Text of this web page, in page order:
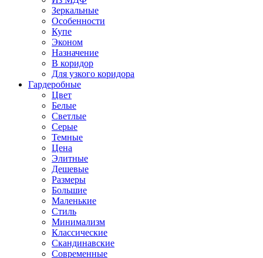
Зеркальные
Особенности
Купе
Эконом
Назначение
В коридор
Для узкого коридора
Гардеробные
Цвет
Белые
Светлые
Серые
Темные
Цена
Элитные
Дешевые
Размеры
Большие
Маленькие
Стиль
Минимализм
Классические
Скандинавские
Современные